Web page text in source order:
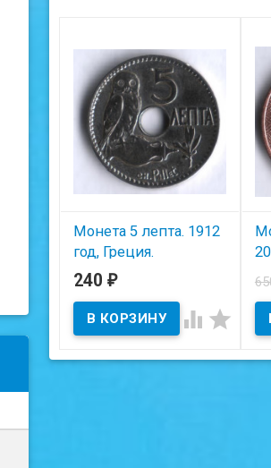
Монета 5 лепта. 1912
год, Греция.
В наличии
Состояние на скане.
240 ₽
 